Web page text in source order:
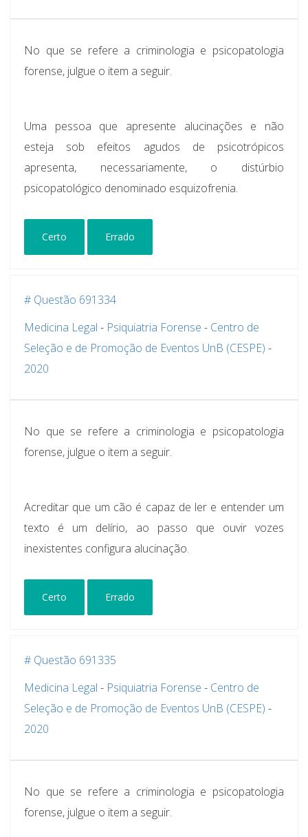
No que se refere a criminologia e psicopatologia
forense, julgue o item a seguir.
Uma pessoa que apresente alucinações e não
esteja sob efeitos agudos de psicotrópicos
apresenta, necessariamente, o distúrbio
psicopatológico denominado esquizofrenia.
Certo Errado
# Questão 691334
Medicina Legal - Psiquiatria Forense - Centro de
Seleção e de Promoção de Eventos UnB (CESPE) -
2020
No que se refere a criminologia e psicopatologia
forense, julgue o item a seguir.
Acreditar que um cão é capaz de ler e entender um
texto é um delírio, ao passo que ouvir vozes
inexistentes configura alucinação.
Certo Errado
# Questão 691335
Medicina Legal - Psiquiatria Forense - Centro de
Seleção e de Promoção de Eventos UnB (CESPE) -
2020
No que se refere a criminologia e psicopatologia
forense, julgue o item a seguir.